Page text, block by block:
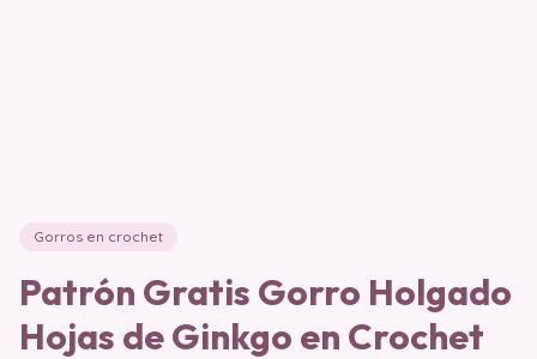
Gorros en crochet
Patrón Gratis Gorro Holgado
Hojas de Ginkgo en Crochet